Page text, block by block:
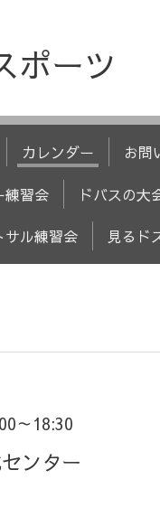
ポーツ
カレンダー お問
練習会 ドバスの大
サル練習会 見るド
～18:30
ンター